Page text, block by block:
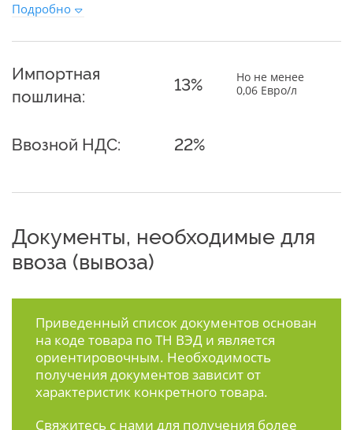
Подробно
Импортная
пошлина:
13%
Но не менее
0,06 Евро/л
Ввозной НДС: 22%
Документы, необходимые для
ввоза (вывоза)
Приведенный список документов основан
на коде товара по ТН ВЭД и является
ориентировочным. Необходимость
получения документов зависит от
характеристик конкретного товара.
Свяжитесь с нами для получения более